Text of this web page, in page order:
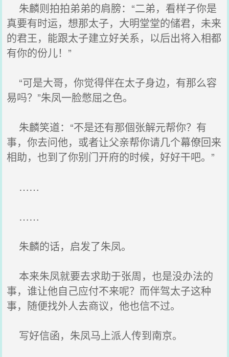
朱麟则拍拍弟弟的肩膀：“二弟，看样子你是
真要有时运，想那太子，大明堂堂的储君，未来
的君王，能跟太子建立好关系，以后出将入相都
有你的份儿！”
“可是大哥，你觉得伴在太子身边，有那么容
易吗？”朱凤一脸憋屈之色。
朱麟笑道：“不是还有那個张解元帮你？有
事，你去问他，或者让父亲帮你请几个幕僚回来
相助，也到了你别门开府的时候，好好干吧。”
……
……
朱麟的话，启发了朱凤。
本来朱凤就要去求助于张周，也是没办法的
事，谁让他自己应付不来呢？而伴驾太子这种
事，随便找外人去商议，他也信不过。
写好信函，朱凤马上派人传到南京。